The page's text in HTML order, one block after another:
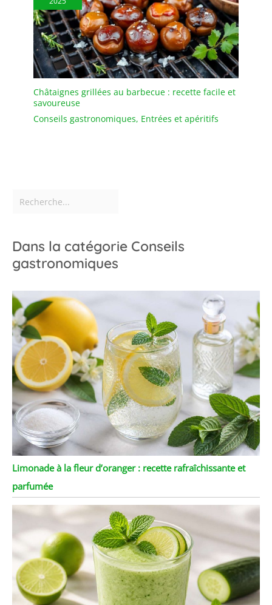
questions, n'hésitez pas
à nous contacter. Nos
pailles en verre ont des
bords lisses qui peuvent
protéger vos lèvres.
Châtaignes grillées au barbecue : recette facile et
savoureuse
Conseils gastronomiques, Entrées et apéritifs
Dans la catégorie Conseils
gastronomiques
Limonade à la fleur d’oranger : recette rafraîchissante et
parfumée